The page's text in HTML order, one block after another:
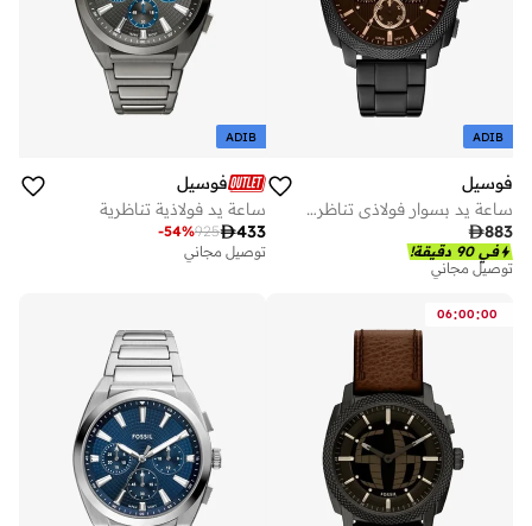
ADIB
فوسيل
ساعة يد بسوار فولاذي تناظرية
883
في 90 دقيقة!
توصيل مجاني
ADIB
فوسيل
ساعة يد فولاذية تناظرية
433
925
-54%
توصيل مجاني
06:00:00